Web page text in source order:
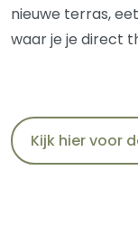
nieuwe terras,
waar je je direct
Kijk hier voor